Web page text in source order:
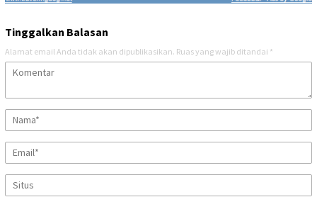
Tinggalkan Balasan
Alamat email Anda tidak akan dipublikasikan. Ruas yang wajib ditandai *